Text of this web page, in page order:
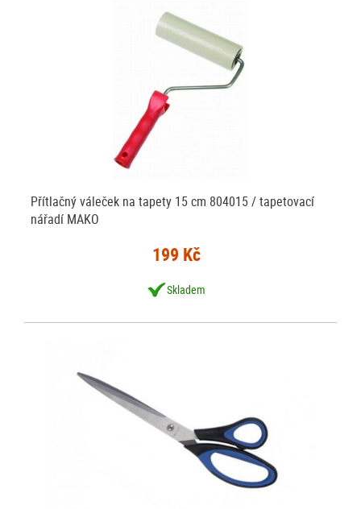
Přítlačný váleček na tapety 15 cm 804015 / tapetovací
nářadí MAKO
199 Kč
Skladem